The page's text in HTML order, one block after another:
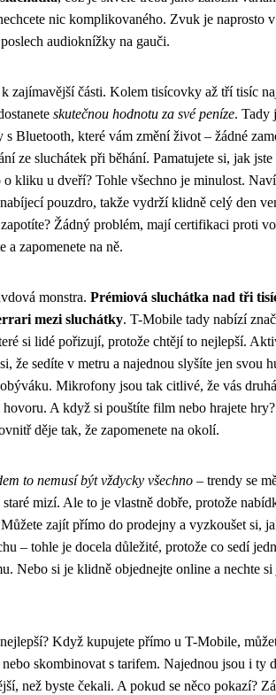
nic komplikovaného. Zvuk je naprosto
audioknížky na gauči.
k zajímavější části. Kolem tisícovky až tří tisíc
skutečnou hodnotu za své peníze. Tady
s Bluetooth, které vám změní život – žádné
ze sluchátek při běhání. Pamatujete si, jak
kliku u dveří? Tohle všechno je minulost.
pouzdro, takže vydrží klidně celý den
Žádný problém, mají certifikaci proti
a zapomenete na ně.
monstra. Prémiová sluchátka nad tři
mezi sluchátky. T-Mobile tady nabízí
si lidé pořizují, protože chtějí to nejlepší.
že sedíte v metru a najednou slyšíte jen svou
Mikrofony jsou tak citlivé, že vás
A když si pouštíte film nebo hrajete
děje tak, že zapomenete na okolí.
to nemusí být vždycky všechno – trendy se
mizí. Ale to je vlastně dobře, protože
zajít přímo do prodejny a vyzkoušet si,
– tohle je docela důležité, protože co sedí
Nebo si je klidně objednejte online a nechte si
Když kupujete přímo u T-Mobile,
skombinovat s tarifem. Najednou jsou i ty
než byste čekali. A pokud se něco pokazí?